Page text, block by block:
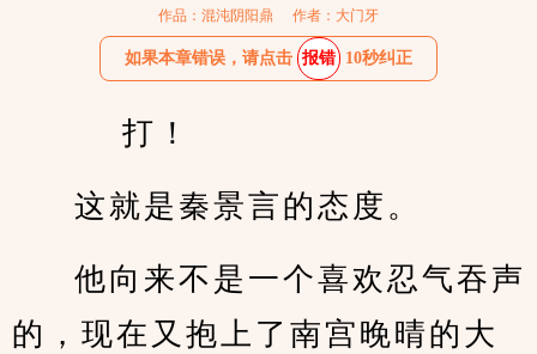
作品：混沌阴阳鼎 作者：大门牙
如果本章错误，请点击 报错 10秒纠正
    打！
这就是秦景言的态度。
他向来不是一个喜欢忍气吞声
的，现在又抱上了南宫晚晴的大